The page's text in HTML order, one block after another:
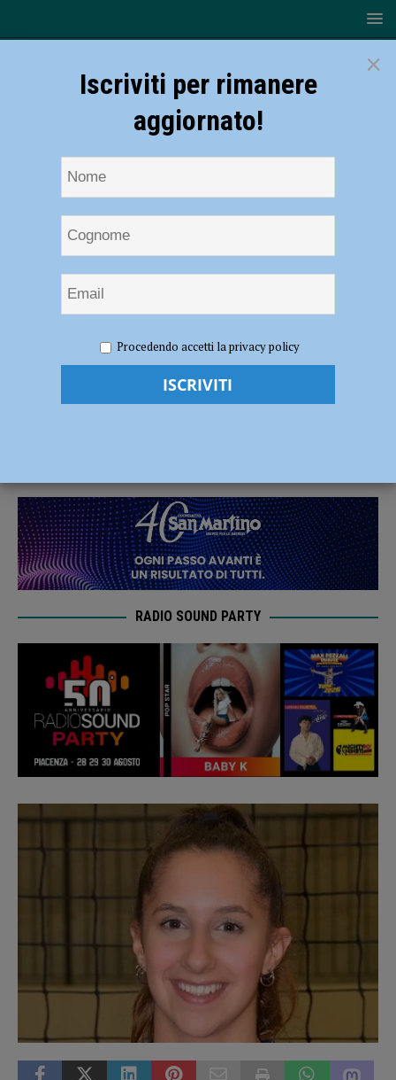
giovane Blanca Martino completa il reparto centrale
Conad Alsenese, la giovane Blanca
RADIO SOUND PARTY
×
Iscriviti per rimanere
aggiornato!
Procedendo accetti la privacy policy